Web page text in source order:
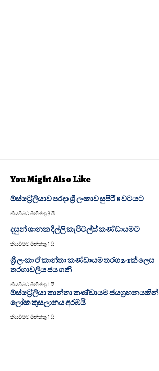
You Might Also Like
ඕස්ට්‍රේලියාව පරදා ශ්‍රී ලංකාව සුපිරි 8 වටයට
කියවීමට මිනිත්තු 3 යි
දසුන් ශානක දිල්ලි කැපිටල්ස් කණ්ඩායමට
කියවීමට මිනිත්තු 1 යි
ශ්‍රී ලංකා ඒ කාන්තා කණ්ඩායම තරග 2-1ක් ලෙස
තරගාවලිය ජය ගනී
කියවීමට මිනිත්තු 1 යි
ඕස්ට්‍රේලියා කාන්තා කණ්ඩායම ජයග්‍රහනයකින්
ලෝක කුසලානය අරඹයි
කියවීමට මිනිත්තු 1 යි